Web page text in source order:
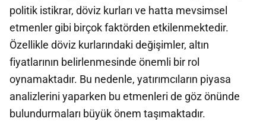
politik istikrar, döviz kurları ve hatta mevsimsel
etmenler gibi birçok faktörden etkilenmektedir.
Özellikle döviz kurlarındaki değişimler, altın
fiyatlarının belirlenmesinde önemli bir rol
oynamaktadır. Bu nedenle, yatırımcıların piyasa
analizlerini yaparken bu etmenleri de göz önünde
bulundurmaları büyük önem taşımaktadır.